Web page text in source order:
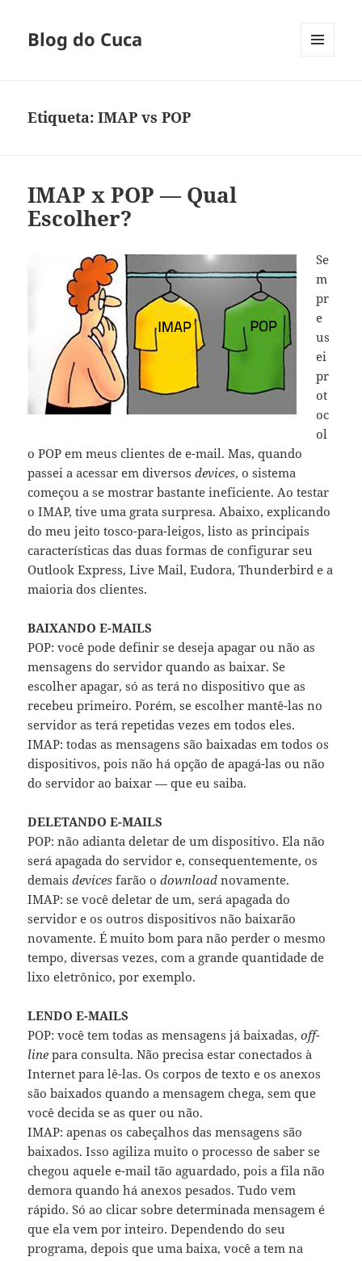
Blog do Cuca
Etiqueta:IMAP vs POP
IMAP x POP — Qual
Escolher?
Se
m
pr
e
us
ei
pr
ot
oc
ol
o POP em meus clientes de e-mail. Mas, quando
passei a acessar em diversosdevices, o sistema
começou a se mostrar bastante ineficiente. Ao testar
o IMAP, tive uma grata surpresa. Abaixo, explicando
do meu jeito tosco-para-leigos, listo as principais
características das duas formas de configurar seu
Outlook Express, Live Mail, Eudora, Thunderbird e a
maioria dos clientes.
BAIXANDO E-MAILS
POP: você pode definir se deseja apagar ou não as
mensagens do servidor quando as baixar. Se
escolher apagar, só as terá no dispositivo que as
recebeu primeiro. Porém, se escolher mantê-las no
servidor as terá repetidas vezes em todos eles.
IMAP: todas as mensagens são baixadas em todos os
dispositivos, pois não há opção de apagá-las ou não
do servidor ao baixar — que eu saiba.
DELETANDO E-MAILS
POP: não adianta deletar de um dispositivo. Ela não
será apagada do servidor e, consequentemente, os
demaisdevices farão odownload novamente.
IMAP: se você deletar de um, será apagada do
servidor e os outros dispositivos não baixarão
novamente. É muito bom para não perder o mesmo
tempo, diversas vezes, com a grande quantidade de
lixo eletrônico, por exemplo.
LENDO E-MAILS
POP: você tem todas as mensagens já baixadas,off-
line para consulta. Não precisa estar conectados à
Internet para lê-las. Os corpos de texto e os anexos
são baixados quando a mensagem chega, sem que
você decida se as quer ou não.
IMAP: apenas os cabeçalhos das mensagens são
baixados. Isso agiliza muito o processo de saber se
chegou aquele e-mail tão aguardado, pois a fila não
demora quando há anexos pesados. Tudo vem
rápido. Só ao clicar sobre determinada mensagem é
que ela vem por inteiro. Dependendo do seu
programa, depois que uma baixa, você a tem na